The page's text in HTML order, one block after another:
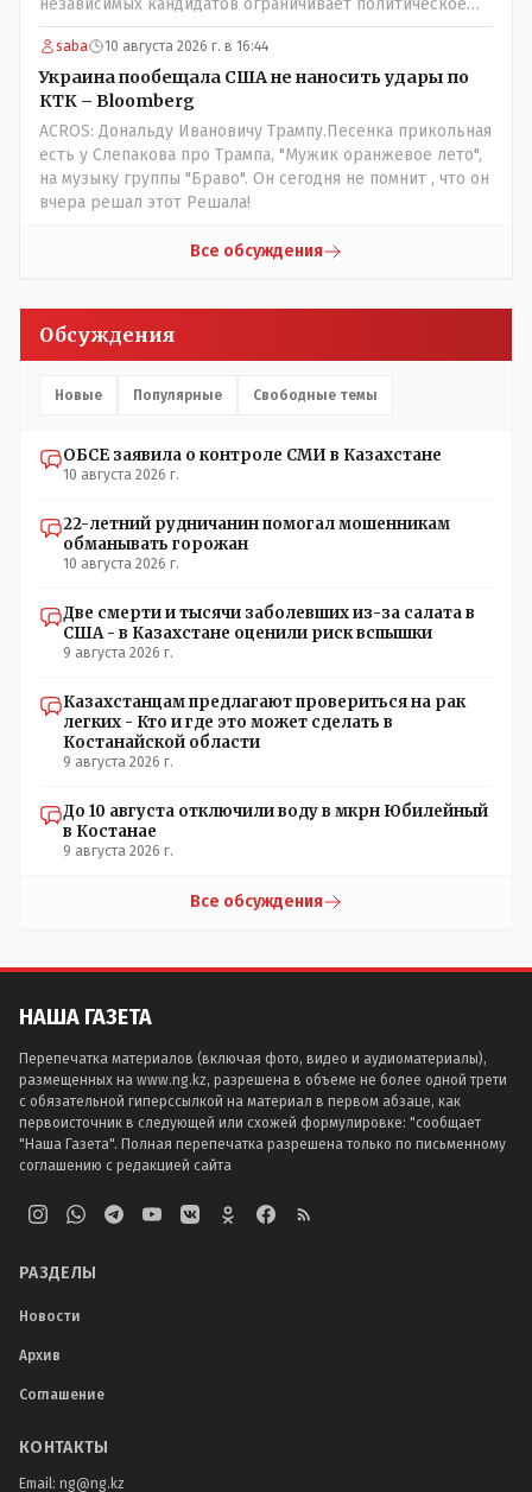
независимых кандидатов ограничивает политическое
участие и плюрализма у них в европе както по другому?
выстраивал орбан свою политку независимости венгрии
от мнения брюсселя, скинули, ошельмовали и еще в сми
сейчас поносят что те якобы врали все венграм хотя он
как раз из оппозиционной партии пришел во власть.
Заикнулся премьер испании что не даст базы под
американские самолеты для ударов по ирану, тут же
какието наплывы мигрантов в испанию поперли а
европейские "друзья и братья" тут же решили на
границе с испанией ввводить заборы. Также сейчас
брюсель обсуждает что новые страны ЕС не будут
крупные игроки а мелочь пузатая пусть помалкивает и
штекера для вилок вводит европейские)) оппозиция
франции вообще под шконкой, ле пен эту шпыняют по
надуманным предлогом и не подпускают к выборам это
чтоли свобода слова и демократия? Рынок СМИ
прямого владения и непрозрачных бюджетных
субсидий, что ограничивает плюрализм СМИа те что не
под контролем чужого государства или олигархов
которые выстраивают свой бизнес в других странах и
являются по сути агентами влияния иных государств.
добывает ресурсы себе обязательно были их же СМИ
или СМИ с непрозрачными доходами фиг пойми от кого
нашему населению. Захотим мы сейчас пересмотреть
контракты по КТК и тут сразу же проснется какой-
нибудь айран или катык и будет доказывать что все это
происки китая или россии, казахстану нельзя ничего
партнер
saba 10 августа 2026 г. в 16:44
Украина пообещала США не наносить удары по
КТК – Bloomberg
ACROS: Дональду Ивановичу Трампу.Песенка прикольная
есть у Слепакова про Трампа, "Мужик оранжевое лето",
на музыку группы "Браво". Он сегодня не помнит , что он
вчера решал этот Решала!
Все обсуждения
Обсуждения
Новые Популярные Свободные темы
ОБСЕ заявила о контроле СМИ в Казахстане
10 августа 2026 г.
22-летний рудничанин помогал мошенникам
обманывать горожан
10 августа 2026 г.
Две смерти и тысячи заболевших из-за салата в
США - в Казахстане оценили риск вспышки
9 августа 2026 г.
Казахстанцам предлагают провериться на рак
легких - Кто и где это может сделать в
Костанайской области
9 августа 2026 г.
До 10 августа отключили воду в мкрн Юбилейный
в Костанае
9 августа 2026 г.
Все обсуждения
НАША ГАЗЕТА
Перепечатка материалов (включая фото, видео и аудиоматериалы),
размещенных на www.ng.kz, разрешена в объеме не более одной трети
с обязательной гиперссылкой на материал в первом абзаце, как
первоисточник в следующей или схожей формулировке: "сообщает
"Наша Газета". Полная перепечатка разрешена только по письменному
соглашению с редакцией сайта
РАЗДЕЛЫ
Новости
Архив
Соглашение
КОНТАКТЫ
Email: ng@ng.kz